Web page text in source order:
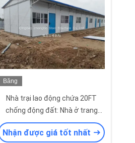
Băng
Nhà trại lao động chứa 20FT
chống động đất: Nhà ở trang
web xây dựng giá cả phải chăng
Nhận được giá tốt nhất